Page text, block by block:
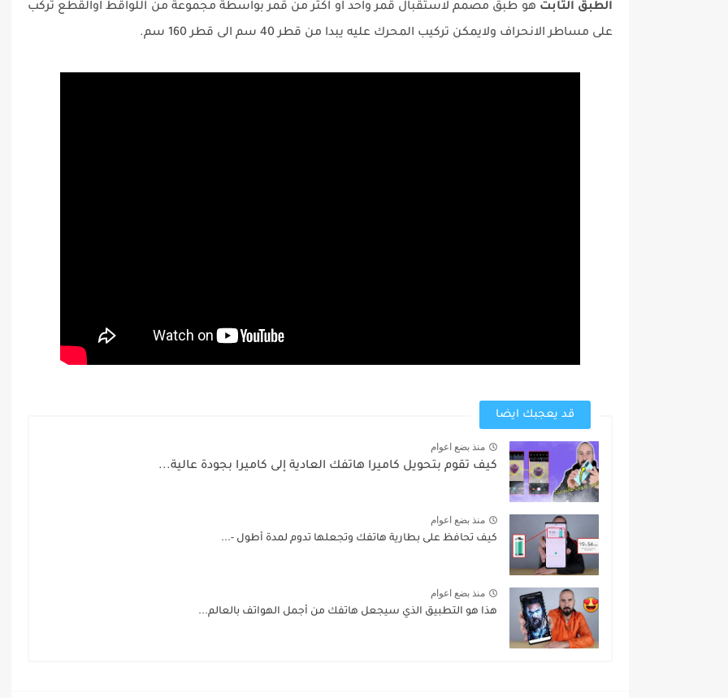
الطبق الثابت هو طبق مصمم لاستقبال قمر واحد او اكثر من قمر بواسطة مجموعة من اللواقط اوالقطع تركب
على مساطر الانحراف ولايمكن تركيب المحرك عليه يبدا من قطر 40 سم الى قطر 160 سم.
قد يعجبك ايضا
منذ بضع اعوام
كيف تقوم بتحويل كاميرا هاتفك العادية إلى كاميرا بجودة عالية...
منذ بضع اعوام
كيف تحافظ على بطارية هاتفك وتجعلها تدوم لمدة أطول -...
منذ بضع اعوام
هذا هو التطبيق الذي سيجعل هاتفك من أجمل الهواتف بالعالم...